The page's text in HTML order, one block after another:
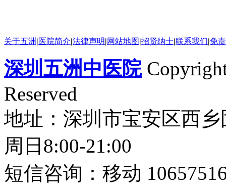
关于五洲 |医院简介|法律声明|网站地图|招贤纳士|联系我们|免
深圳五洲中医院
Reserved
地址：深圳市宝安区西
周日8:00-21:00
短信咨询：移动